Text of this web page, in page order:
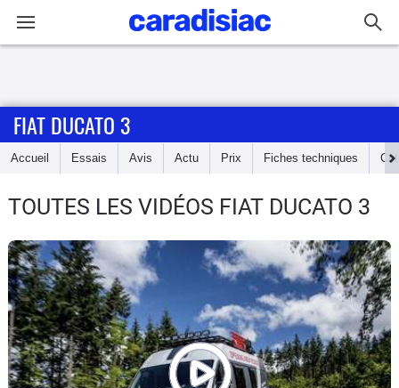
Accueil
Essais
Guide
d'achat
Electriques
Utilitaires
FIAT DUCATO 3
Accueil Essais Avis Actu Prix Fiches techniques
TOUTES LES VIDÉOS FIAT DUCATO 3